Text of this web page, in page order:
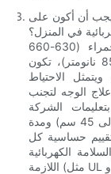
يجب أن أكون على
في المنزل؟
عند استخدام الألواح ذات الأطوال الموجية الحمراء (630-660
نانومتر) والأشعة تحت الحمراء القريبة (810-850 نانومتر)، تكون
الاحتياط
الوجه لتجنب
الشركة
المصنعة فيما يتعلق بمسافة العلاج (عادةً من 15 إلى 45 سم) ومدة
حساسية كل
الكهربائية